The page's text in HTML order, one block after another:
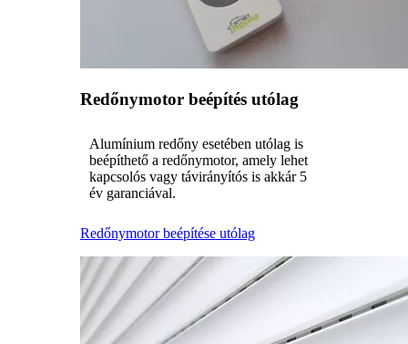
Redőnymotor beépítés utólag
Alumínium redőny esetében utólag is
beépíthető a redőnymotor, amely lehet
kapcsolós vagy távirányítós is akkár 5
év garanciával.
Redőnymotor beépítése utólag